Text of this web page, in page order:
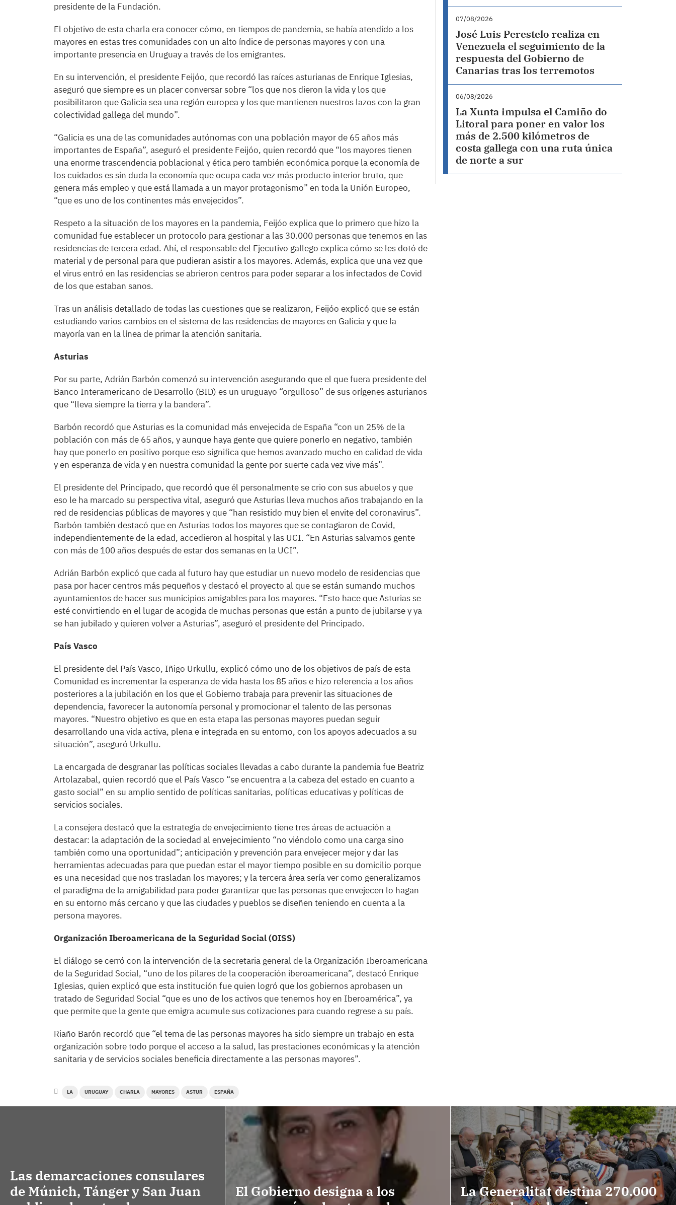
presidente de la Fundación.
El objetivo de esta charla era conocer cómo, en tiempos de pandemia, se había atendido a los
mayores en estas tres comunidades con un alto índice de personas mayores y con una
importante presencia en Uruguay a través de los emigrantes.
En su intervención, el presidente Feijóo, que recordó las raíces asturianas de Enrique Iglesias,
aseguró que siempre es un placer conversar sobre “los que nos dieron la vida y los que
posibilitaron que Galicia sea una región europea y los que mantienen nuestros lazos con la gran
colectividad gallega del mundo”.
“Galicia es una de las comunidades autónomas con una población mayor de 65 años más
importantes de España”, aseguró el presidente Feijóo, quien recordó que “los mayores tienen
una enorme trascendencia poblacional y ética pero también económica porque la economía de
los cuidados es sin duda la economía que ocupa cada vez más producto interior bruto, que
genera más empleo y que está llamada a un mayor protagonismo” en toda la Unión Europeo,
“que es uno de los continentes más envejecidos”.
Respeto a la situación de los mayores en la pandemia, Feijóo explica que lo primero que hizo la
comunidad fue establecer un protocolo para gestionar a las 30.000 personas que tenemos en las
residencias de tercera edad. Ahí, el responsable del Ejecutivo gallego explica cómo se les dotó de
material y de personal para que pudieran asistir a los mayores. Además, explica que una vez que
el virus entró en las residencias se abrieron centros para poder separar a los infectados de Covid
de los que estaban sanos.
Tras un análisis detallado de todas las cuestiones que se realizaron, Feijóo explicó que se están
estudiando varios cambios en el sistema de las residencias de mayores en Galicia y que la
mayoría van en la línea de primar la atención sanitaria.
Asturias
Por su parte, Adrián Barbón comenzó su intervención asegurando que el que fuera presidente del
Banco Interamericano de Desarrollo (BID) es un uruguayo “orgulloso” de sus orígenes asturianos
que “lleva siempre la tierra y la bandera”.
Barbón recordó que Asturias es la comunidad más envejecida de España “con un 25% de la
población con más de 65 años, y aunque haya gente que quiere ponerlo en negativo, también
hay que ponerlo en positivo porque eso significa que hemos avanzado mucho en calidad de vida
y en esperanza de vida y en nuestra comunidad la gente por suerte cada vez vive más”.
El presidente del Principado, que recordó que él personalmente se crio con sus abuelos y que
eso le ha marcado su perspectiva vital, aseguró que Asturias lleva muchos años trabajando en la
red de residencias públicas de mayores y que “han resistido muy bien el envite del coronavirus”.
Barbón también destacó que en Asturias todos los mayores que se contagiaron de Covid,
independientemente de la edad, accedieron al hospital y las UCI. “En Asturias salvamos gente
con más de 100 años después de estar dos semanas en la UCI”.
Adrián Barbón explicó que cada al futuro hay que estudiar un nuevo modelo de residencias que
pasa por hacer centros más pequeños y destacó el proyecto al que se están sumando muchos
ayuntamientos de hacer sus municipios amigables para los mayores. “Esto hace que Asturias se
esté convirtiendo en el lugar de acogida de muchas personas que están a punto de jubilarse y ya
se han jubilado y quieren volver a Asturias”, aseguró el presidente del Principado.
País Vasco
El presidente del País Vasco, Iñigo Urkullu, explicó cómo uno de los objetivos de país de esta
Comunidad es incrementar la esperanza de vida hasta los 85 años e hizo referencia a los años
posteriores a la jubilación en los que el Gobierno trabaja para prevenir las situaciones de
dependencia, favorecer la autonomía personal y promocionar el talento de las personas
mayores. “Nuestro objetivo es que en esta etapa las personas mayores puedan seguir
desarrollando una vida activa, plena e integrada en su entorno, con los apoyos adecuados a su
situación”, aseguró Urkullu.
La encargada de desgranar las políticas sociales llevadas a cabo durante la pandemia fue Beatriz
Artolazabal, quien recordó que el País Vasco “se encuentra a la cabeza del estado en cuanto a
gasto social” en su amplio sentido de políticas sanitarias, políticas educativas y políticas de
servicios sociales.
La consejera destacó que la estrategia de envejecimiento tiene tres áreas de actuación a
destacar: la adaptación de la sociedad al envejecimiento “no viéndolo como una carga sino
también como una oportunidad”; anticipación y prevención para envejecer mejor y dar las
herramientas adecuadas para que puedan estar el mayor tiempo posible en su domicilio porque
es una necesidad que nos trasladan los mayores; y la tercera área sería ver como generalizamos
el paradigma de la amigabilidad para poder garantizar que las personas que envejecen lo hagan
en su entorno más cercano y que las ciudades y pueblos se diseñen teniendo en cuenta a la
persona mayores.
Organización Iberoamericana de la Seguridad Social (OISS)
El diálogo se cerró con la intervención de la secretaria general de la Organización Iberoamericana
de la Seguridad Social, “uno de los pilares de la cooperación iberoamericana”, destacó Enrique
Iglesias, quien explicó que esta institución fue quien logró que los gobiernos aprobasen un
tratado de Seguridad Social “que es uno de los activos que tenemos hoy en Iberoamérica”, ya
que permite que la gente que emigra acumule sus cotizaciones para cuando regrese a su país.
Riaño Barón recordó que “el tema de las personas mayores ha sido siempre un trabajo en esta
organización sobre todo porque el acceso a la salud, las prestaciones económicas y la atención
sanitaria y de servicios sociales beneficia directamente a las personas mayores”.
LA URUGUAY CHARLA MAYORES ASTUR ESPAÑA
07/08/2026
José Luis Perestelo realiza en
Venezuela el seguimiento de la
respuesta del Gobierno de
Canarias tras los terremotos
06/08/2026
La Xunta impulsa el Camiño do
Litoral para poner en valor los
más de 2.500 kilómetros de
costa gallega con una ruta única
de norte a sur
Las demarcaciones consulares
de Múnich, Tánger y San Juan
El Gobierno designa a los
La Generalitat destina 270.000